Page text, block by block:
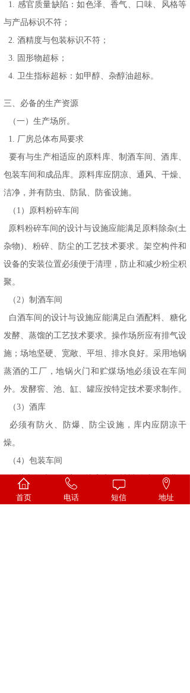
1. 感官质量缺陷：如色泽、香气、口味、风格等
与产品标识不符；
2. 酒精度与包装标识不符；
3. 固形物超标；
4. 卫生指标超标：如甲醇、杂醇油超标。
三、必备的生产资源
（一）生产场所。
1. 厂房总体布局要求
要有与生产相适应的原料库、制酒车间、酒库、
包装车间和成品库。原料库应阴凉、通风、干燥、
洁净，并有防虫、防鼠、防雀设施。
（1）原料粉碎车间
原料粉碎车间的设计与设施应能满足原料除杂(土
杂物)、粉碎、防尘的工艺技术要求。架空构件和
设备的安装位置必须便于清理，防止和减少粉尘积
聚。
（2）制酒车间
白酒车间的设计与设施应能满足白酒配料、糖化
发酵、蒸馏的工艺技术要求。操作场所应有排气设
施；场地坚硬、宽敞、平坦、排水良好。采用地锅
蒸酒的工厂，地锅火门和贮煤场地必须设在车间
外。发酵窖、池、缸、罐应按特定技术要求制作。
（3）酒库
必须有防火、防爆、防尘设施，库内应阴凉干
燥。
（4）包装车间
包装车间必须远离锅炉房和原材料粉碎、制曲、
贮曲等粉尘较多的场所，应能防尘、防虫、防蚊
首页 电话 短信 地址